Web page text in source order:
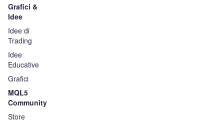
Grafici &
Idee
Idee di
Trading
Idee
Educative
Grafici
MQL5
Community
Store